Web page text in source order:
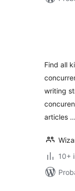
Find all
writing
articles …
10+